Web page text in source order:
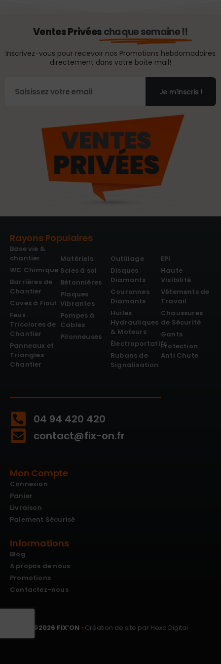
Ventes Privéeschaque semaine !!
Inscrivez-vous pour recevoir nos Promotions hebdomadaires
directement dans votre boite mail!
Je m'inscris !
Rayons Populaires
Base vie &
chantier
WC Chimique
Barrières de
Chantier
Cuves à Fioul
Feux
Tricolores de
Chantier
Panneaux et
Triangles
Chantier
Matériels
Scies à sol
Bétonnières
Plaques
Vibrantes
Pompes à
Cables
Pilonneuses
Outillage
Disques
Diamants
Couronnes
Diamants
Huiles
Hydrauliques
& Moteurs
Électroportatifs
Rubans de
Signalisation
EPI
Haute
Visibilité
Vêtements de
Travail
Chaussures
de Sécurité
Gants
Protection
Anti Chute
04 94 420 420
contact@fix-on.fr
Mon Compte
Connexion
Panier
Livraison
Paiement Sécurisé
Informations
Blog
A propos de nous
Promotions
Contactez-nous
©2026 FIX’ON • Création de site par Hexa Digital